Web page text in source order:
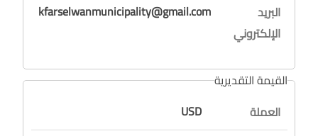
البريد
الإلكتروني
kfarselwanmunicipality@gmail.com
القيمة التقديرية
العملة
USD